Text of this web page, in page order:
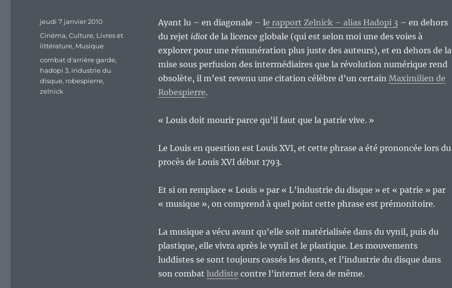
Ayant lu – en diagonale – le rapport Zelnick – alias Hadopi 3 – en dehors
du rejet idiotde la licence globale (qui est selon moi une des voies à
explorer pour une rémunération plus juste des auteurs), et en dehors de la
mise sous perfusion des intermédiaires que la révolution numérique rend
obsolète, il m’est revenu une citation célèbre d’un certain Maximilien de
Robespierre.
« Louis doit mourir parce qu’il faut que la patrie vive. »
Le Louis en question est Louis XVI, et cette phrase a été prononcée lors du
procès de Louis XVI début 1793.
Et si on remplace « Louis » par « L’industrie du disque » et « patrie » par
« musique », on comprend à quel point cette phrase est prémonitoire.
La musique a vécu avant qu’elle soit matérialisée dans du vynil, puis du
plastique, elle vivra après le vynil et le plastique. Les mouvements
luddistes se sont toujours cassés les dents, et l’industrie du disque dans
son combat luddiste contre l’internet fera de même.
Publié
le
jeudi 7 janvier 2010
Catégories
Cinéma,Culture, Livres et
littérature, Musique
Étiquettes
combat d'arrière garde,
hadopi 3, industrie du
disque, robespierre,
zelnick